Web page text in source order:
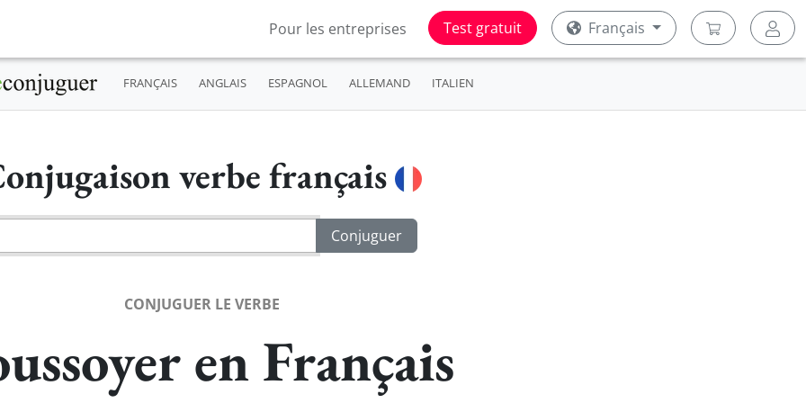
Pour les entreprises Test gratuit Français
FRANÇAIS ANGLAIS ESPAGNOL ALLEMAND ITALIEN
verbe français
CONJUGUER LE VERBE
en Français